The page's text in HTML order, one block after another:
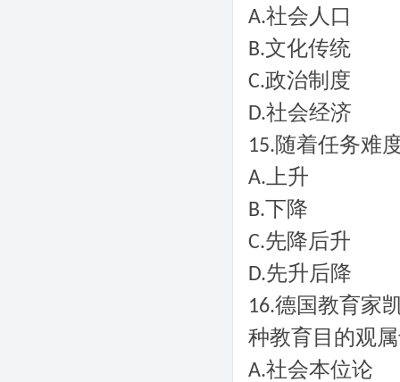
A.社会人口
B.文化传统
C.政治制度
D.社会经济
15.随着任务难
A. 上升
B.下降
C.先降后升
D.先升后降
16.德国教育家
种教育目的观
A.社会本位论